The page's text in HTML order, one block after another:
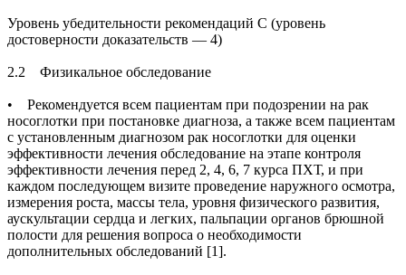
Уровень убедительности рекомендаций С (уровень
достоверности доказательств — 4)
2.2 Физикальное обследование
• Рекомендуется всем пациентам при подозрении на рак
носоглотки при постановке диагноза, а также всем пациентам
с установленным диагнозом рак носоглотки для оценки
эффективности лечения обследование на этапе контроля
эффективности лечения перед 2, 4, 6, 7 курса ПХТ, и при
каждом последующем визите проведение наружного осмотра,
измерения роста, массы тела, уровня физического развития,
аускультации сердца и легких, пальпации органов брюшной
полости для решения вопроса о необходимости
дополнительных обследований [1].